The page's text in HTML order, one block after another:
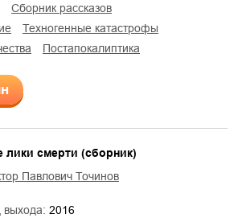
сборник рассказов
техногенные катастрофы
постапокалиптика
лики смерти (сборник)
Павлович Точинов
выхода: 2016